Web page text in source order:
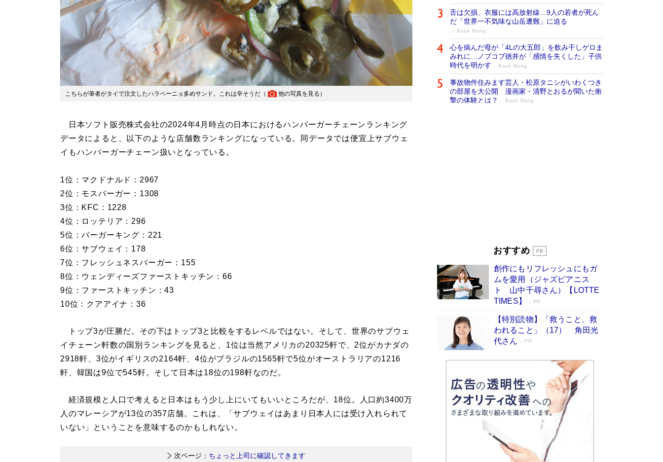
こちらが筆者がタイで注文したハラペーニョ多めサンド。これは辛そうだ（ 他の写真を見る ）
日本ソフト販売株式会社の2024年4月時点の日本におけるハンバーガーチェーンランキング
データによると、以下のような店舗数ランキングになっている。同データでは便宜上サブウェ
イもハンバーガーチェーン扱いとなっている。
1位：マクドナルド：2967
2位：モスバーガー：1308
3位：KFC：1228
4位：ロッテリア：296
5位：バーガーキング：221
6位：サブウェイ：178
7位：フレッシュネスバーガー：155
8位：ウェンディーズファーストキッチン：66
9位：ファーストキッチン：43
10位：クアアイナ：36
トップ3が圧勝だ。その下はトップ3と比較をするレベルではない。そして、世界のサブウェ
イチェーン軒数の国別ランキングを見ると、1位は当然アメリカの20325軒で、2位がカナダの
2918軒、3位がイギリスの2164軒、4位がブラジルの1565軒で5位がオーストラリアの1216
軒、韓国は9位で545軒。そして日本は18位の198軒なのだ。
経済規模と人口で考えると日本はもう少し上にいてもいいところだが、18位。人口約3400万
人のマレーシアが13位の357店舗。これは、「サブウェイはあまり日本人には受け入れられて
いない」ということを意味するのかもしれない。
次ページ： ちょっと上司に確認してきます
舌は欠損、衣服には高放射線…9人の若者が死ん
だ「世界一不気味な山岳遭難」に迫る
Book Bang
心を病んだ母が「4Lの大五郎」を飲み干しゲロま
みれに…ノブコブ徳井が「感情を失くした」子供
時代を明かす
Book Bang
事故物件住みます芸人・松原タニシがいわくつき
の部屋を大公開 漫画家・清野とおるが聞いた衝
撃の体験とは？
Book Bang
占 上半期1位にも選出［新書ベストセラー］
Book Bang
おすすめ
創作にもリフレッシュにもガ
ムを愛用（ジャズピアニス
ト 山中千尋さん）【LOTTE
TIMES】
PR
【特別読物】「救うこと、救
われること」（17） 角田光
代さん
PR